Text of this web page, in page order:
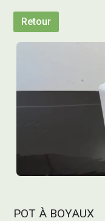
Retour
POT À BOYAUX